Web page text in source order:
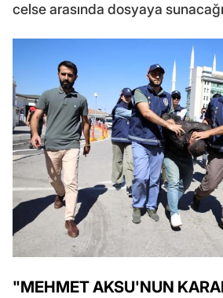
celse arasında dosyaya
"MEHMET AKSU'NUN